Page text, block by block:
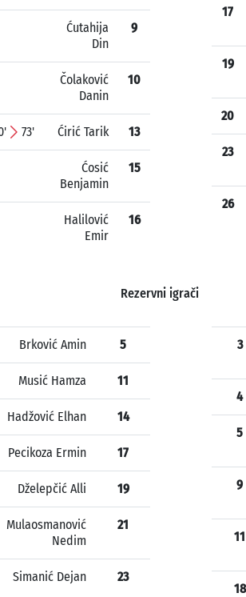
Ćutahija
Din
9
Čolaković
Danin
10
73' Ćirić Tarik 13
Ćosić
Benjamin
15
Halilović
Emir
16
17
19
20
23
26
Rezervni igrači
Brković Amin 5
Musić Hamza 11
Hadžović Elhan 14
Pecikoza Ermin 17
Dželepčić Alli 19
Mulaosmanović
Nedim
21
Simanić Dejan 23
3
4
5
9
11
18